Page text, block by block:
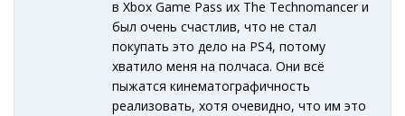
в Xbox Game Pass их The Technomancer и
был очень счастлив, что не стал
покупать это дело на PS4, потому
хватило меня на полчаса. Они всё
пыжатся кинематографичность
реализовать, хотя очевидно, что им это